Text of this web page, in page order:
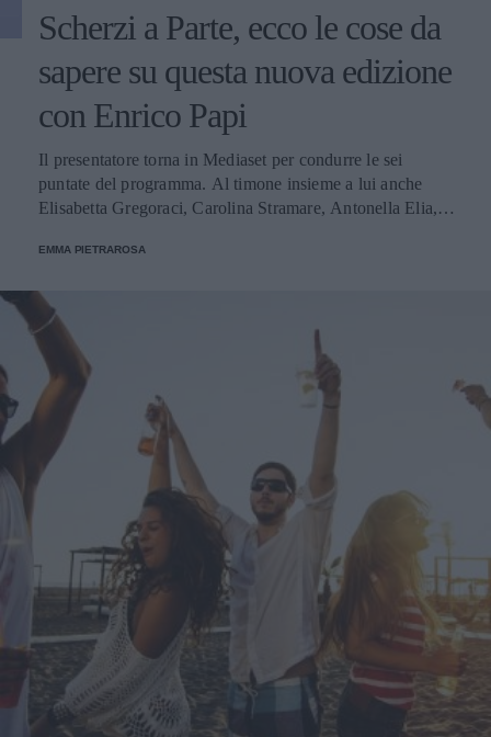
Scherzi a Parte, ecco le cose da
sapere su questa nuova edizione
con Enrico Papi
Il presentatore torna in Mediaset per condurre le sei
puntate del programma. Al timone insieme a lui anche
Elisabetta Gregoraci, Carolina Stramare, Antonella Elia,
EMMA PIETRAROSA